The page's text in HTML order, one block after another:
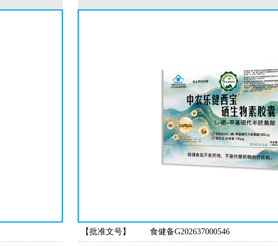
【批准文号】 食健备G202637000546